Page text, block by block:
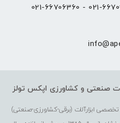
021-66706360 - 021-
صنعتی و کشاورزی اپکس تولز
ابزارآلات (برقی-کشاورزی-صنعتی)